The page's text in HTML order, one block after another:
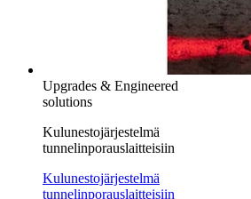
Upgrades & Engineered
solutions
Kulunestojärjestelmä
tunnelinporauslaitteisiin
Kulunestojärjestelmä
tunnelinporauslaitteisiin